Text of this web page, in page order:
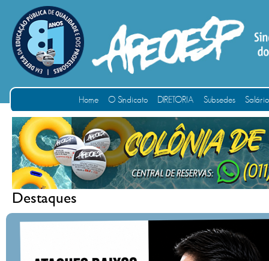
Home O Sindicato DIRETORIA Subsedes
Destaques